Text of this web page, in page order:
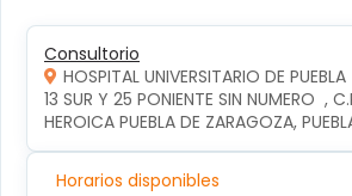
Consultorio
HOSPITAL UNIVERSITARIO DE PUEBLA
13 SUR Y 25 PONIENTE SIN NUMERO  ,
HEROICA PUEBLA DE ZARAGOZA,
Horarios disponibles